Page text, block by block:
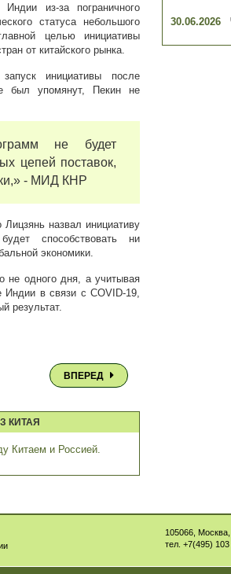
из-за пограничного
статуса небольшого
целью инициативы
от китайского рынка.
инициативы после
был упомянут, Пекин не
не будет
цепей поставок,
- МИД КНР
назвал инициативу
способствовать ни
экономики.
не одного дня, а учитывая
Индии в связи с COVID-19,
результат.
ВПЕРЕД
КИТАЯ
Китаем и Россией.
30.06.2026
105066 Москва
тел. +7(495) 103